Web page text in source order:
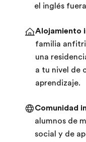
el inglés
Alojamiento
familia
una
a tu nivel de
aprendizaje.
Comunidad
alumnos de
social y de